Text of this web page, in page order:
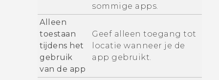
sommige apps.
Alleen
toestaan
tijdens het
gebruik
van de app
Geef alleen toegang tot
locatie wanneer je de
app gebruikt.